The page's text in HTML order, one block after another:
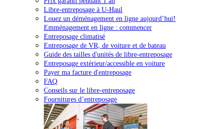
Libre-entreposage à U-Haul
Louez un déménagement en ligne aujourd’hui!
Emménagement en ligne : commencer
Entreposage climatisé
Entreposage de VR, de voiture et de bateau
Guide des tailles d'unités de libre-entreposage
Entreposage extérieur/accessible en voiture
Payer ma facture d'entreposage
FAQ
Conseils sur le libre-entreposage
Fournitures d’entreposage